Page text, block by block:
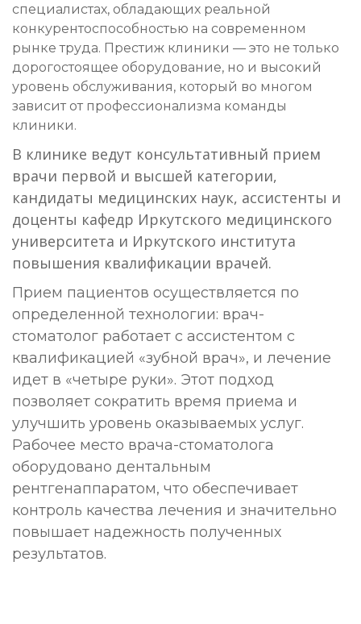
специалистах, обладающих реальной
конкурентоспособностью на современном
рынке труда. Престиж клиники — это не только
дорогостоящее оборудование, но и высокий
уровень обслуживания, который во многом
зависит от профессионализма команды
клиники.
В клинике ведут консультативный прием
врачи первой и высшей категории,
кандидаты медицинских наук, ассистенты и
доценты кафедр Иркутского медицинского
университета и Иркутского института
повышения квалификации врачей.
Прием пациентов осуществляется по
определенной технологии: врач-
стоматолог работает с ассистентом с
квалификацией «зубной врач», и лечение
идет в «четыре руки». Этот подход
позволяет сократить время приема и
улучшить уровень оказываемых услуг.
Рабочее место врача-стоматолога
оборудовано дентальным
рентгенаппаратом, что обеспечивает
контроль качества лечения и значительно
повышает надежность полученных
результатов.